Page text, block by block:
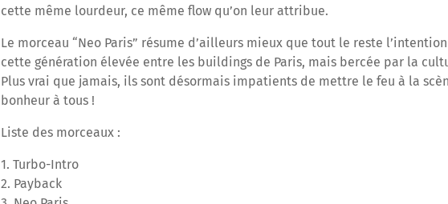
cette même lourdeur, ce même flow qu’on leur attribue.
Le morceau “Neo Paris” résume d’ailleurs mieux que tout le reste
cette génération élevée entre les buildings de Paris, mais bercée par la
Plus vrai que jamais, ils sont désormais impatients de mettre le feu à la
bonheur à tous !
Liste des morceaux :
1. Turbo-Intro
2. Payback